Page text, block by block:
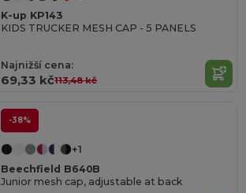
K-up KP143
KIDS TRUCKER MESH CAP - 5 PANELS
Najnižší cena:
69,33 kč113,48 kč
-38%
+1
Beechfield B640B
Junior mesh cap, adjustable at back